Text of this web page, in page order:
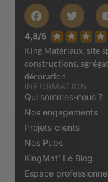
King Matériaux, site
constructions,
décoration
INFORMATION
Qui sommes-nous ?
Nos engagements
Projets clients
Nos Pubs
KingMat' Le Blog
Espace